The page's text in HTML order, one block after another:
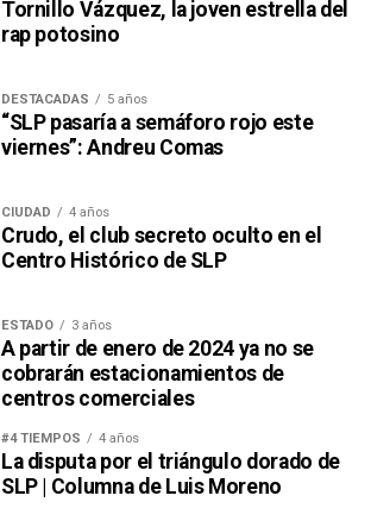
Tornillo Vázquez, la joven estrella del
rap potosino
DESTACADAS 5 años
“SLP pasaría a semáforo rojo este
viernes”: Andreu Comas
CIUDAD 4 años
Crudo, el club secreto oculto en el
Centro Histórico de SLP
ESTADO 3 años
A partir de enero de 2024 ya no se
cobrarán estacionamientos de
centros comerciales
#4 TIEMPOS 4 años
La disputa por el triángulo dorado de
SLP | Columna de Luis Moreno